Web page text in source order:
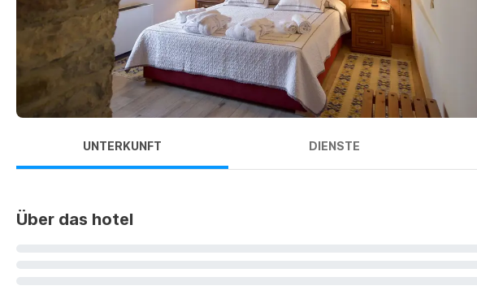
UNTERKUNFT DIENSTE
Über das hotel